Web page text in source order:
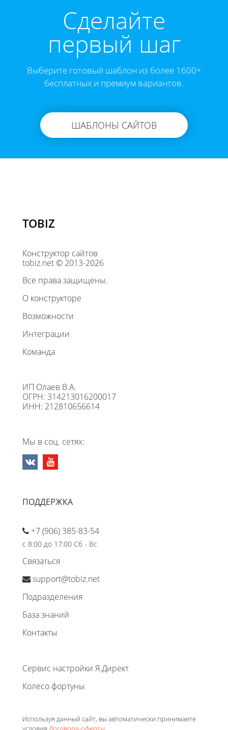
Cделайте
первый шаг
Выберите готовый шаблон из более 1600+
бесплатных и премиум вариантов.
ШАБЛОНЫ САЙТОВ
TOBIZ
Конструктор сайтов
tobiz.net © 2013-2026
Все права защищены.
О конструкторе
Возможности
Интеграции
Команда
ИП Олаев В.А.
ОГРН: 314213016200017
ИНН: 212810656614
Мы в соц. сетях:
ПОДДЕРЖКА
+7 (906) 385-83-54
с 8:00 до 17:00 Сб - Вс
Связаться
support@tobiz.net
Подразделения
База знаний
Контакты
Сервис настройки Я.Директ
Колесо фортуны
Используя данный сайт, вы автоматически принимаете